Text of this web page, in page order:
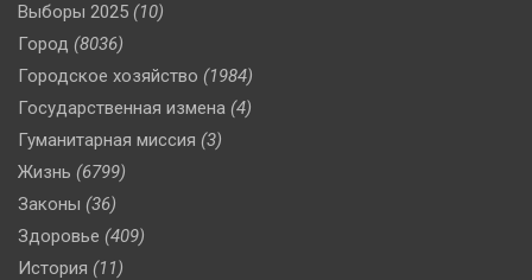
Выборы 2025 (10)
Город (8036)
Городское хозяйство (1984)
Государственная измена (4)
Гуманитарная миссия (3)
Жизнь (6799)
Законы (36)
Здоровье (409)
История (11)